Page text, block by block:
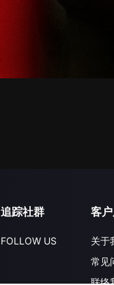
追踪社群
FOLLOW US
客
关于
常见
联络